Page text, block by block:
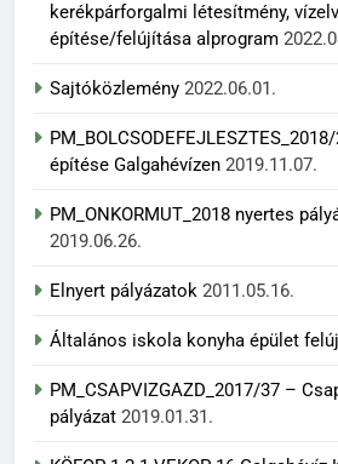
kerékpárforgalmi létesítmény,
építése/felújítása alprogram
Sajtóközlemény 2022.06.01.
építése Galgahévízen 2019.11.07.
PM_ONKORMUT_2018 nyertes
2019.06.26.
Elnyert pályázatok 2011.05.16.
Általános iskola konyha épület
PM_CSAPVIZGAZD_2017/37 –
pályázat 2019.01.31.